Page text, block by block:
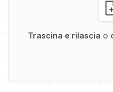
Trascina e rilascia o